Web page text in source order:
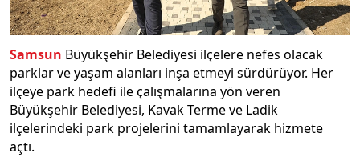
Samsun Büyükşehir Belediyesi ilçelere nefes olacak
parklar ve yaşam alanları inşa etmeyi sürdürüyor. Her
ilçeye park hedefi ile çalışmalarına yön veren
Büyükşehir Belediyesi, Kavak Terme ve Ladik
ilçelerindeki park projelerini tamamlayarak hizmete
açtı.